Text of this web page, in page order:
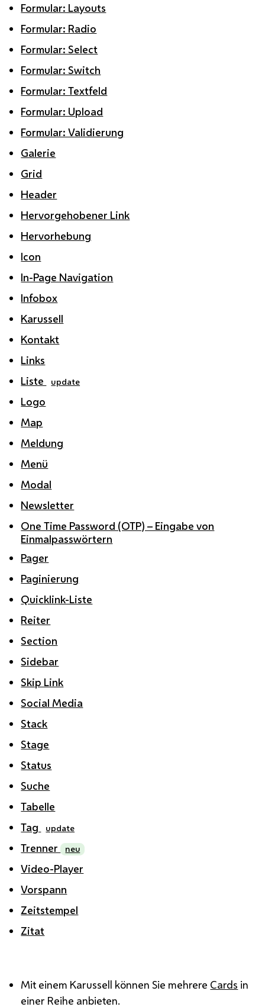
Formular: Layouts
Formular: Radio
Formular: Select
Formular: Switch
Formular: Textfeld
Formular: Upload
Formular: Validierung
Galerie
Grid
Header
Hervorgehobener Link
Hervorhebung
Icon
In-Page Navigation
Infobox
Karussell
Kontakt
Links
Liste
update
Logo
Map
Meldung
Menü
Modal
Newsletter
One Time Password (OTP) – Eingabe von
Einmalpasswörtern
Pager
Paginierung
Quicklink-Liste
Reiter
Section
Sidebar
Skip Link
Social Media
Stack
Stage
Status
Suche
Tabelle
Tag
update
Trenner neu
Video-Player
Vorspann
Zeitstempel
Zitat
Mit einem Karussell können Sie mehrere Cards in
einer Reihe anbieten.